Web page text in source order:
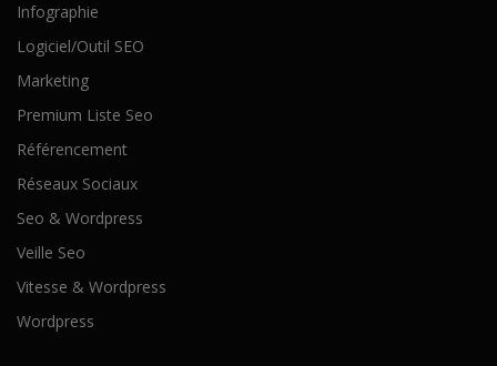
Infographie
Logiciel/Outil SEO
Marketing
Premium Liste Seo
Référencement
Réseaux Sociaux
Seo & Wordpress
Veille Seo
Vitesse & Wordpress
Wordpress